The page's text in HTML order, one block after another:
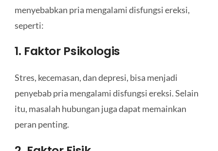
menyebabkan pria mengalami disfungsi ereksi,
seperti:
1. Faktor Psikologis
Stres, kecemasan, dan depresi, bisa menjadi
penyebab pria mengalami disfungsi ereksi. Selain
itu, masalah hubungan juga dapat memainkan
peran penting.